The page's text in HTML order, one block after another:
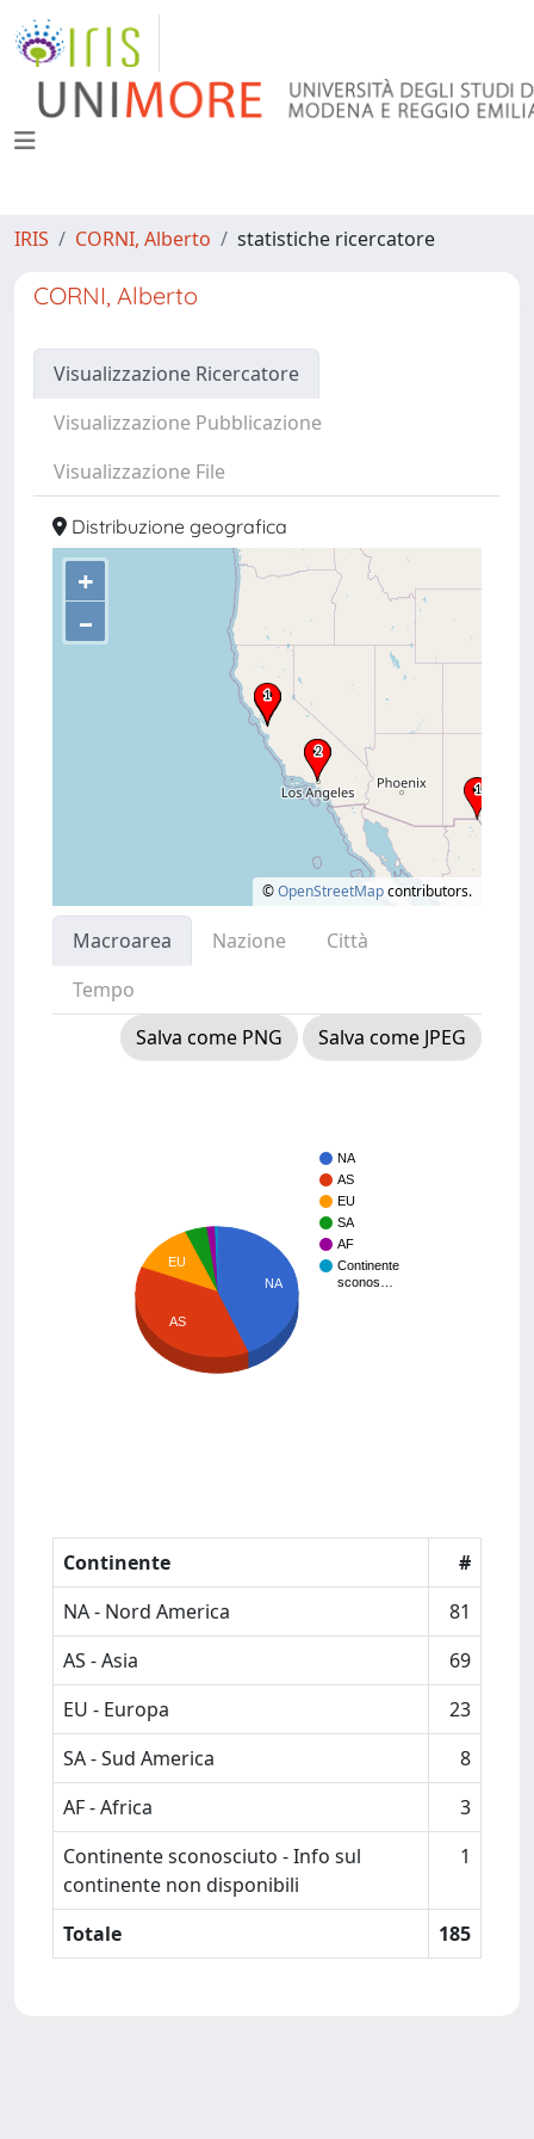
IRIS CORNI, Alberto statistiche ricercatore
CORNI, Alberto
Visualizzazione Ricercatore
Visualizzazione Pubblicazione
Visualizzazione File
Distribuzione geografica
+
–
©OpenStreetMapcontributors.
Macroarea Nazione
Città
Tempo
Salva come PNG
Salva come JPEG
NA
AS
EU
SA
AF
Continente
sconos…
NA
EU
AS
Continente
#
NA - Nord America
81
AS - Asia
69
EU - Europa
23
SA - Sud America
8
AF - Africa
3
Continente sconosciuto - Info sul
continente non disponibili
1
Totale 185